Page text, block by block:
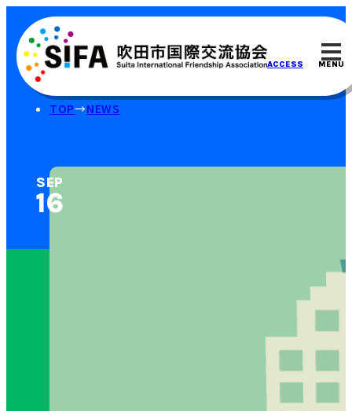
ACCESS MENU
TOP NEWS
SEP
16⁠